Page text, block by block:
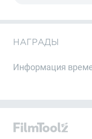
НАГРАДЫ
Информация